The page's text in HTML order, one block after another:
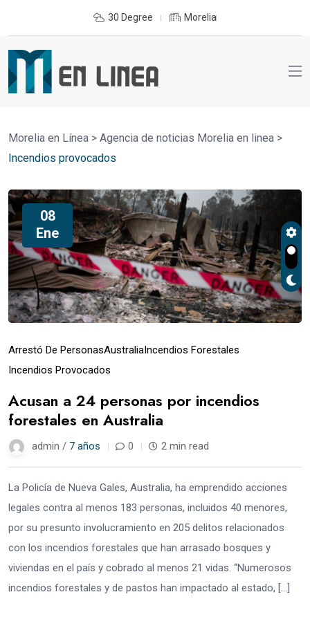
30 Degree Morelia
Morelia en Línea > Agencia de noticias Morelia en linea >
Incendios provocados
08
Ene
Arrestó De PersonasAustraliaIncendios Forestales
Incendios Provocados
Acusan a 24 personas por incendios
forestales en Australia
admin / 7 años 0 2 min read
La Policía de Nueva Gales, Australia, ha emprendido acciones
legales contra al menos 183 personas, incluidos 40 menores,
por su presunto involucramiento en 205 delitos relacionados
con los incendios forestales que han arrasado bosques y
viviendas en el país y cobrado al menos 21 vidas. “Numerosos
incendios forestales y de pastos han impactado al estado, […]